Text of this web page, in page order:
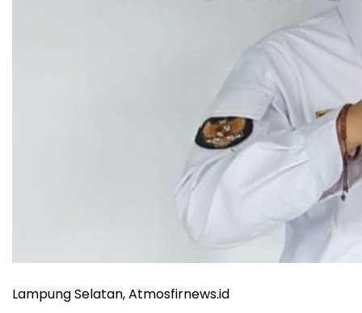
Lampung Selatan, Atmosfirnews.id